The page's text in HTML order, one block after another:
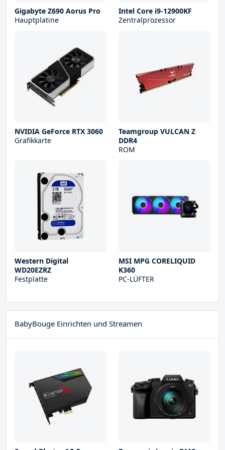
Gigabyte Z690 Aorus Pro
Hauptplatine
Intel Core i9-12900KF
Zentralprozessor
NVIDIA GeForce RTX 3060
Grafikkarte
Teamgroup VULCAN Z
DDR4
ROM
Western Digital
WD20EZRZ
Festplatte
MSI MPG CORELIQUID
K360
PC-LÜFTER
BabyBouge Einrichten und Streamen